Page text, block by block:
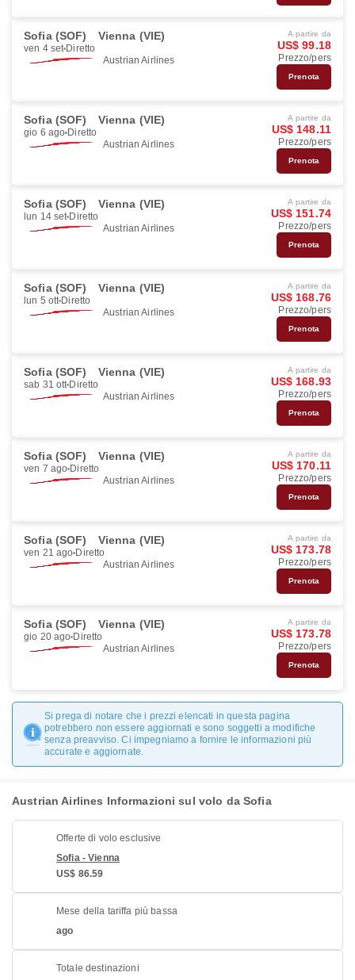
Sofia (SOF) Vienna (VIE)
ven 4 set Diretto
Austrian Airlines
A partire da
US$ 99.18
Prezzo/pers
Prenota
Sofia (SOF) Vienna (VIE)
gio 6 ago Diretto
Austrian Airlines
A partire da
US$ 148.11
Prezzo/pers
Prenota
Sofia (SOF) Vienna (VIE)
lun 14 set Diretto
Austrian Airlines
A partire da
US$ 151.74
Prezzo/pers
Prenota
Sofia (SOF) Vienna (VIE)
lun 5 ott Diretto
Austrian Airlines
A partire da
US$ 168.76
Prezzo/pers
Prenota
Sofia (SOF) Vienna (VIE)
sab 31 ott Diretto
Austrian Airlines
A partire da
US$ 168.93
Prezzo/pers
Prenota
Sofia (SOF) Vienna (VIE)
ven 7 ago Diretto
Austrian Airlines
A partire da
US$ 170.11
Prezzo/pers
Prenota
Sofia (SOF) Vienna (VIE)
ven 21 ago Diretto
Austrian Airlines
A partire da
US$ 173.78
Prezzo/pers
Prenota
Sofia (SOF) Vienna (VIE)
gio 20 ago Diretto
Austrian Airlines
A partire da
US$ 173.78
Prezzo/pers
Prenota
Si prega di notare che i prezzi elencati in questa pagina
potrebbero non essere aggiornati e sono soggetti a modifiche
senza preavviso. Ci impegniamo a fornire le informazioni più
accurate e aggiornate.
Austrian Airlines Informazioni sul volo da Sofia
Offerte di volo esclusive
Sofia - Vienna
US$ 86.59
Mese della tariffa più bassa
ago
Totale destinazioni